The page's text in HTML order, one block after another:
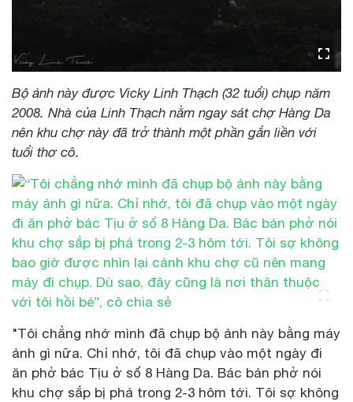
Bộ ảnh này được Vicky Linh Thạch (32 tuổi) chụp năm
2008. Nhà của Linh Thạch nằm ngay sát chợ Hàng Da
nên khu chợ này đã trở thành một phần gắn liền với
tuổi thơ cô.
"Tôi chẳng nhớ mình đã chụp bộ ảnh này bằng máy
ảnh gì nữa. Chỉ nhớ, tôi đã chụp vào một ngày đi
ăn phở bác Tịu ở số 8 Hàng Da. Bác bán phở nói
khu chợ sắp bị phá trong 2-3 hôm tới. Tôi sợ không